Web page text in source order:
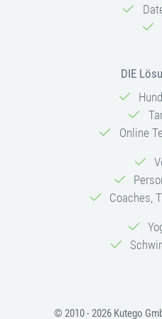
DIE
Online
Coaches,
© 2010 - 2026 Kutego